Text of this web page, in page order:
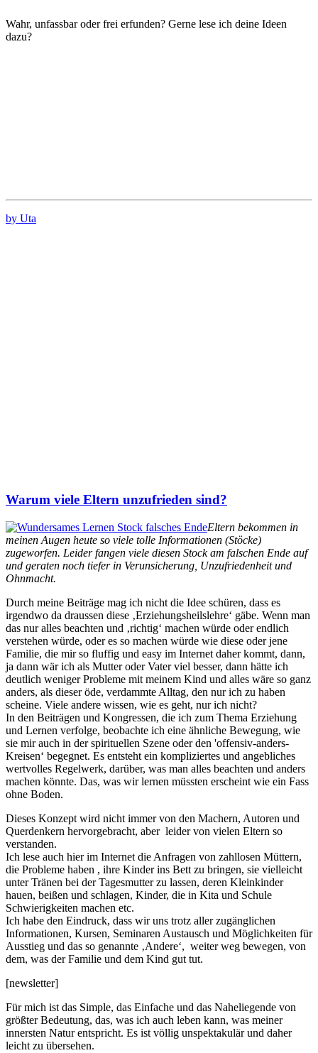
Wahr, unfassbar oder frei erfunden? Gerne lese ich deine Ideen
dazu?
by Uta
Warum viele Eltern unzufrieden sind?
Eltern bekommen in
meinen Augen heute so viele tolle Informationen (Stöcke)
zugeworfen. Leider fangen viele diesen Stock am falschen Ende auf
und geraten noch tiefer in Verunsicherung, Unzufriedenheit und
Ohnmacht.
Durch meine Beiträge mag ich nicht die Idee schüren, dass es
irgendwo da draussen diese ‚Erziehungsheilslehre‘ gäbe. Wenn man
das nur alles beachten und ‚richtig‘ machen würde oder endlich
verstehen würde, oder es so machen würde wie diese oder jene
Familie, die mir so fluffig und easy im Internet daher kommt, dann,
ja dann wär ich als Mutter oder Vater viel besser, dann hätte ich
deutlich weniger Probleme mit meinem Kind und alles wäre so ganz
anders, als dieser öde, verdammte Alltag, den nur ich zu haben
scheine. Viele andere wissen, wie es geht, nur ich nicht?
In den Beiträgen und Kongressen, die ich zum Thema Erziehung
und Lernen verfolge, beobachte ich eine ähnliche Bewegung, wie
sie mir auch in der spirituellen Szene oder den 'offensiv-anders-
Kreisen‘ begegnet. Es entsteht ein kompliziertes und angebliches
wertvolles Regelwerk, darüber, was man alles beachten und anders
machen könnte. Das, was wir lernen müssten erscheint wie ein Fass
ohne Boden.
Dieses Konzept wird nicht immer von den Machern, Autoren und
Querdenkern hervorgebracht, aber leider von vielen Eltern so
verstanden.
Ich lese auch hier im Internet die Anfragen von zahllosen Müttern,
die Probleme haben , ihre Kinder ins Bett zu bringen, sie vielleicht
unter Tränen bei der Tagesmutter zu lassen, deren Kleinkinder
hauen, beißen und schlagen, Kinder, die in Kita und Schule
Schwierigkeiten machen etc.
Ich habe den Eindruck, dass wir uns trotz aller zugänglichen
Informationen, Kursen, Seminaren Austausch und Möglichkeiten für
Ausstieg und das so genannte ‚Andere‘, weiter weg bewegen, von
dem, was der Familie und dem Kind gut tut.
[newsletter]
Für mich ist das Simple, das Einfache und das Naheliegende von
größter Bedeutung, das, was ich auch leben kann, was meiner
innersten Natur entspricht. Es ist völlig unspektakulär und daher
leicht zu übersehen.